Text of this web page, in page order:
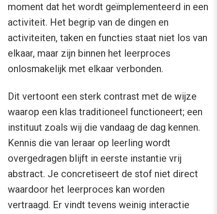
moment dat het wordt geïmplementeerd in een
activiteit. Het begrip van de dingen en
activiteiten, taken en functies staat niet los van
elkaar, maar zijn binnen het leerproces
onlosmakelijk met elkaar verbonden.
Dit vertoont een sterk contrast met de wijze
waarop een klas traditioneel functioneert; een
instituut zoals wij die vandaag de dag kennen.
Kennis die van leraar op leerling wordt
overgedragen blijft in eerste instantie vrij
abstract. Je concretiseert de stof niet direct
waardoor het leerproces kan worden
vertraagd. Er vindt tevens weinig interactie